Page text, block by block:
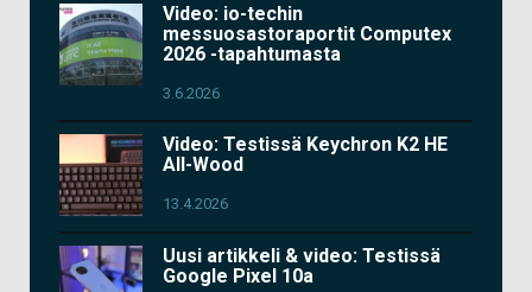
Video: io-techin
messuosastoraportit Computex
2026 -tapahtumasta
3.6.2026
Video: Testissä Keychron K2 HE
All-Wood
13.4.2026
Uusi artikkeli & video: Testissä
Google Pixel 10a